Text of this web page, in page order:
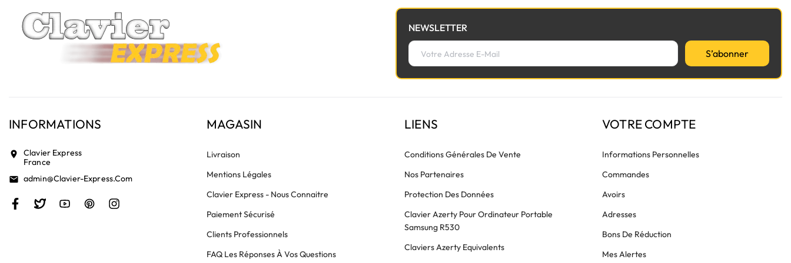
NEWSLETTER
S’abonner
INFORMATIONS
location_on
Clavier Express
France
email Admin@clavier-Express.com
MAGASIN
Livraison
Mentions Légales
Clavier Express - Nous Connaitre
Paiement Sécurisé
Clients Professionnels
FAQ Les Réponses À Vos Questions
LIENS
Conditions Générales De Vente
Nos Partenaires
Protection Des Données
Clavier Azerty Pour Ordinateur Portable
Samsung R530
Claviers Azerty Equivalents
VOTRE COMPTE
Informations Personnelles
Commandes
Avoirs
Adresses
Bons De Réduction
Mes Alertes